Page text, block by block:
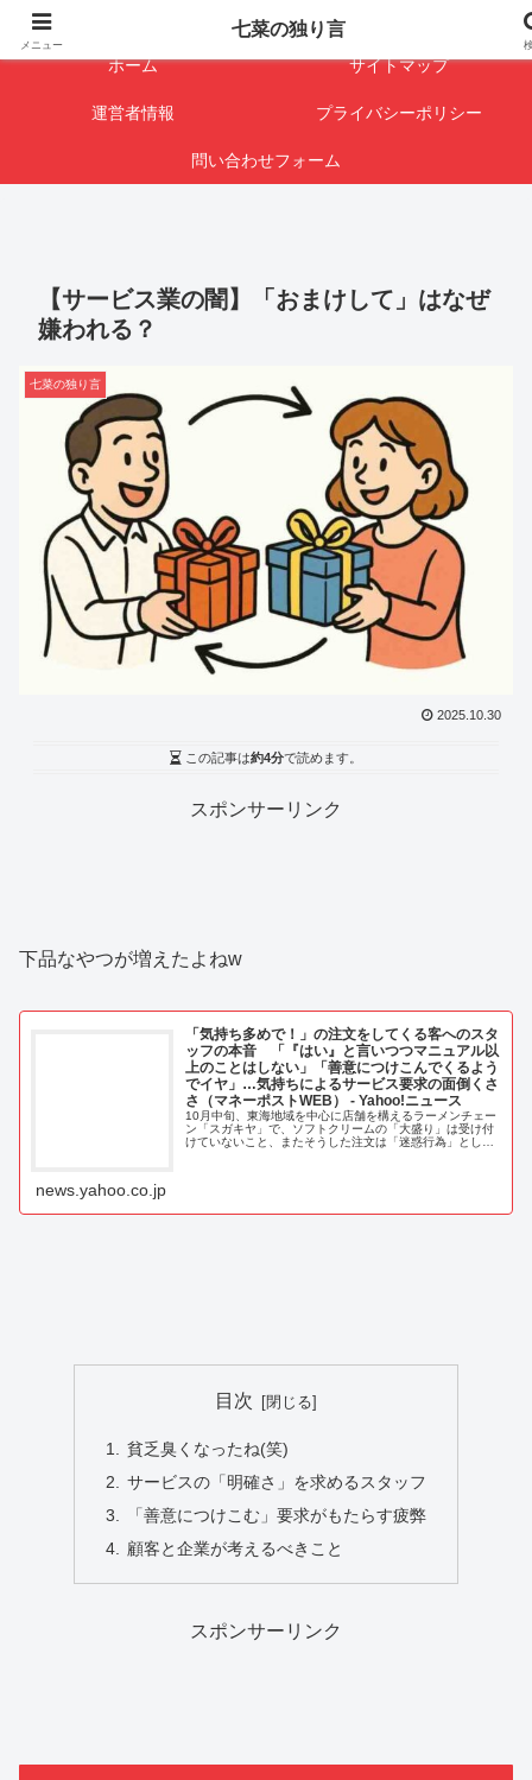
闇を暴けば･･･表になります
ホーム サイトマップ
運営者情報 プライバシーポリシー
問い合わせフォーム
【サービス業の闇】「おまけして」はなぜ
嫌われる？
七菜の独り言
2025.10.30
この記事は約4分で読めます。
スポンサーリンク
下品なやつが増えたよねw
「気持ち多めで！」の注文をしてくる客へのスタ
ッフの本音 「『はい』と言いつつマニュアル以
上のことはしない」「善意につけこんでくるよう
でイヤ」…気持ちによるサービス要求の面倒くさ
さ（マネーポストWEB） - Yahoo!ニュース
10月中旬、東海地域を中心に店舗を構えるラーメンチェー
ン「スガキヤ」で、ソフトクリームの「大盛り」は受け付
けていないこと、またそうした注文は「迷惑行為」として
news.yahoo.co.jp
目次
貧乏臭くなったね(笑)
サービスの「明確さ」を求めるスタッフ
「善意につけこむ」要求がもたらす疲弊
顧客と企業が考えるべきこと
スポンサーリンク
メニュー
七菜の独り言